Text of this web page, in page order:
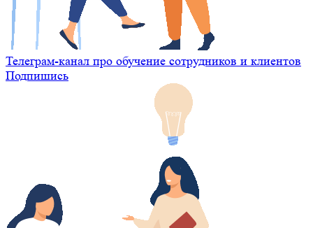
Телеграм-канал про обучение сотрудников и клиентов
Подпишись